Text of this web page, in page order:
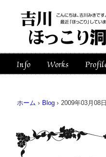
ホーム › Blog › 2009年03月08日